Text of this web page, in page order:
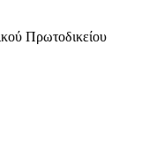
Πρωτοδικείου